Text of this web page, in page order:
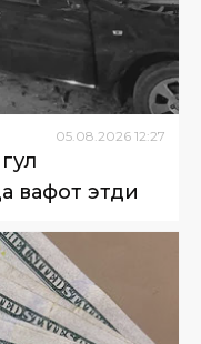
05 08 2026 12:27
вафот этди